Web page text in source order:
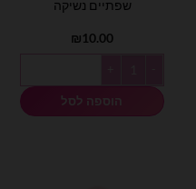
שפתיים נשיקה
₪10.00
הוספה לסל